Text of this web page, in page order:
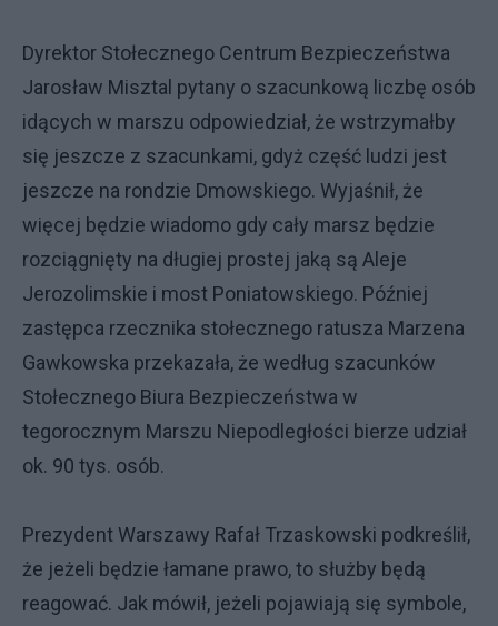
Dyrektor Stołecznego Centrum Bezpieczeństwa
Jarosław Misztal pytany o szacunkową liczbę osób
idących w marszu odpowiedział, że wstrzymałby
się jeszcze z szacunkami, gdyż część ludzi jest
jeszcze na rondzie Dmowskiego. Wyjaśnił, że
więcej będzie wiadomo gdy cały marsz będzie
rozciągnięty na długiej prostej jaką są Aleje
Jerozolimskie i most Poniatowskiego. Później
zastępca rzecznika stołecznego ratusza Marzena
Gawkowska przekazała, że według szacunków
Stołecznego Biura Bezpieczeństwa w
tegorocznym Marszu Niepodległości bierze udział
ok. 90 tys. osób.
Prezydent Warszawy Rafał Trzaskowski podkreślił,
że jeżeli będzie łamane prawo, to służby będą
reagować. Jak mówił, jeżeli pojawiają się symbole,